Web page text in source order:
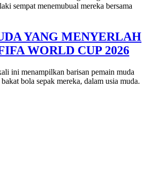
sempat menemubual mereka bersama
YANG MENYERLAH
WORLD CUP 2026
ini menampilkan barisan pemain muda
bola sepak mereka, dalam usia muda.